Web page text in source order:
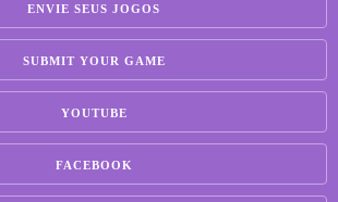
ENVIE SEUS JOGOS
SUBMIT YOUR GAME
YOUTUBE
FACEBOOK